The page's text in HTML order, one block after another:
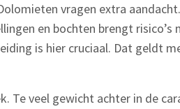
vragen extra
en bochten brengt risico’s
is hier cruciaal. Dat geldt
Te veel gewicht achter in de